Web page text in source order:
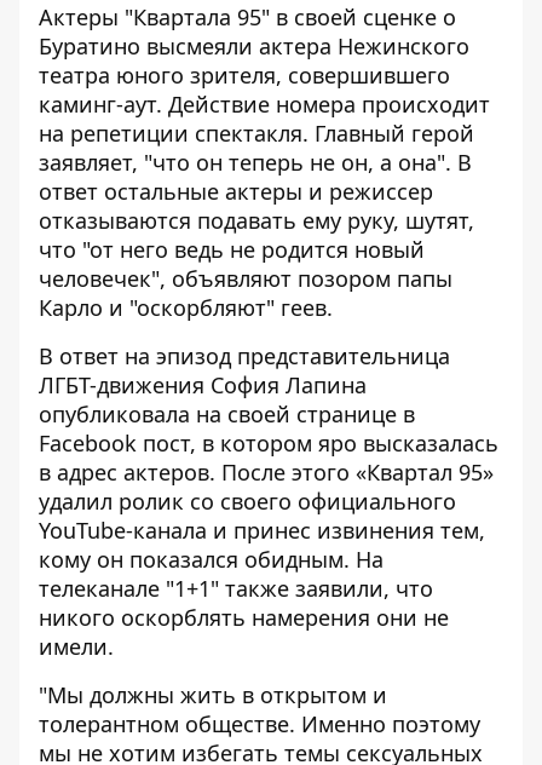
Актеры "Квартала 95" в своей сценке о
Буратино высмеяли актера Нежинского
театра юного зрителя, совершившего
каминг-аут. Действие номера происходит
на репетиции спектакля. Главный герой
заявляет, "что он теперь не он, а она". В
ответ остальные актеры и режиссер
отказываются подавать ему руку, шутят,
что "от него ведь не родится новый
человечек", объявляют позором папы
Карло и "оскорбляют" геев.
В ответ на эпизод представительница
ЛГБТ-движения София Лапина
опубликовала на своей странице в
Facebook пост, в котором яро высказалась
в адрес актеров. После этого «Квартал 95»
удалил ролик со своего официального
YouTube-канала и принес извинения тем,
кому он показался обидным. На
телеканале "1+1" также заявили, что
никого оскорблять намерения они не
имели.
"Мы должны жить в открытом и
толерантном обществе. Именно поэтому
мы не хотим избегать темы сексуальных